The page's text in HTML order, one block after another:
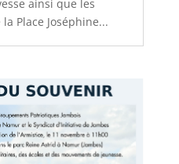
ainsi que les
Place Joséphine...